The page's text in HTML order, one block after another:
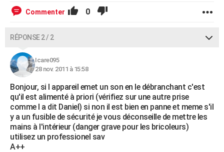
FORUM
Commenter 0
RÉPONSE 2 / 2
Icare095
28 nov. 2011 à 15:58
Bonjour, si l appareil emet un son en le débranchant c'est
qu'il est alimenté à priori (vérifiez sur une autre prise
comme l a dit Daniel) si non il est bien en panne et meme s'il
y a un fusible de sécurité je vous déconseille de mettre les
mains à l'intérieur (danger grave pour les bricoleurs)
utilisez un professionel sav
A++